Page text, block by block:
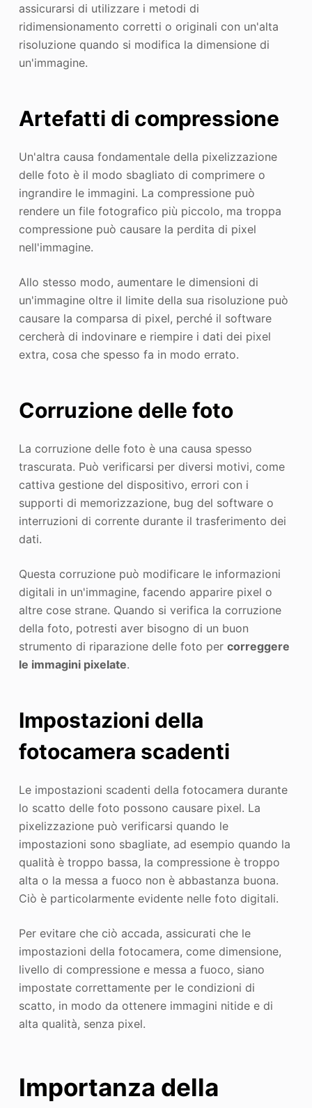
assicurarsi di utilizzare i metodi di
ridimensionamento corretti o originali con un'alta
risoluzione quando si modifica la dimensione di
un'immagine.
Artefatti di compressione
Un'altra causa fondamentale della pixelizzazione
delle foto è il modo sbagliato di comprimere o
ingrandire le immagini. La compressione può
rendere un file fotografico più piccolo, ma troppa
compressione può causare la perdita di pixel
nell'immagine.
Allo stesso modo, aumentare le dimensioni di
un'immagine oltre il limite della sua risoluzione può
causare la comparsa di pixel, perché il software
cercherà di indovinare e riempire i dati dei pixel
extra, cosa che spesso fa in modo errato.
Corruzione delle foto
La corruzione delle foto è una causa spesso
trascurata. Può verificarsi per diversi motivi, come
cattiva gestione del dispositivo, errori con i
supporti di memorizzazione, bug del software o
interruzioni di corrente durante il trasferimento dei
dati.
Questa corruzione può modificare le informazioni
digitali in un'immagine, facendo apparire pixel o
altre cose strane. Quando si verifica la corruzione
della foto, potresti aver bisogno di un buon
strumento di riparazione delle foto per correggere
le immagini pixelate.
Impostazioni della
fotocamera scadenti
Le impostazioni scadenti della fotocamera durante
lo scatto delle foto possono causare pixel. La
pixelizzazione può verificarsi quando le
impostazioni sono sbagliate, ad esempio quando la
qualità è troppo bassa, la compressione è troppo
alta o la messa a fuoco non è abbastanza buona.
Ciò è particolarmente evidente nelle foto digitali.
Per evitare che ciò accada, assicurati che le
impostazioni della fotocamera, come dimensione,
livello di compressione e messa a fuoco, siano
impostate correttamente per le condizioni di
scatto, in modo da ottenere immagini nitide e di
alta qualità, senza pixel.
Importanza della